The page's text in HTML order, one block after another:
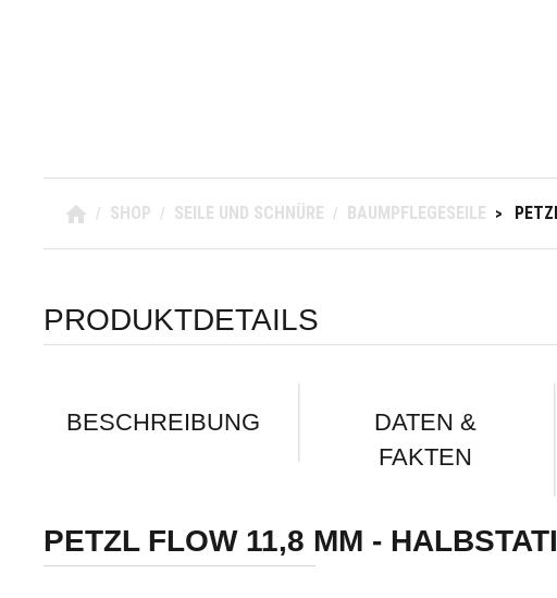
/ SHOP / SEILE UND SCHNÜRE / BAUMPFLEGESEILE >
PRODUKTDETAILS
BESCHREIBUNG
DATEN &
FAKTEN
PETZL FLOW 11,8 MM -